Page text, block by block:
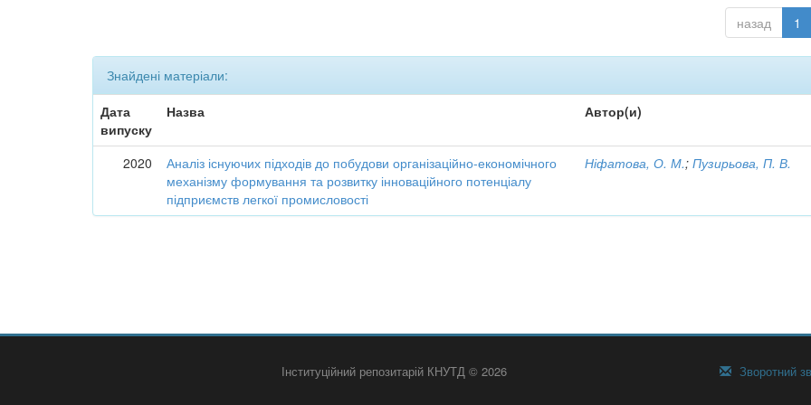
назад 1
Знайдені матеріали:
Дата
випуску
Назва Автор(и)
2020
Аналіз існуючих підходів до побудови організаційно-економічного
механізму формування та розвитку інноваційного потенціалу
підприємств легкої промисловості
Ніфатова, О. М.;Пузирьова, П. В.
Інституційний репозитарій КНУТД © 2026 Зворотний